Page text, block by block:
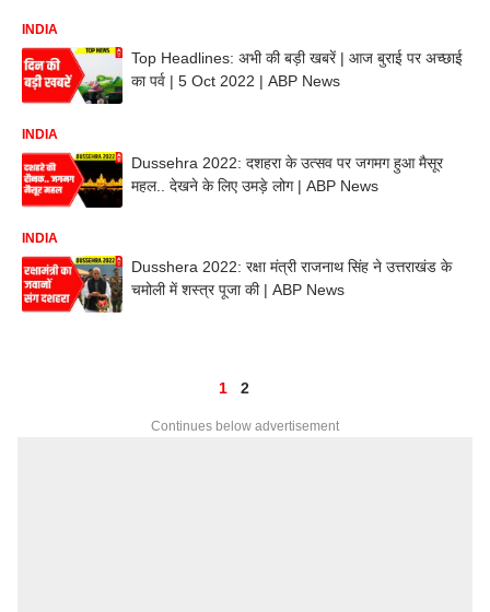
INDIA
Top Headlines: अभी की बड़ी खबरें | आज बुराई पर अच्छाई
का पर्व | 5 Oct 2022 | ABP News
INDIA
Dussehra 2022: दशहरा के उत्सव पर जगमग हुआ मैसूर
महल.. देखने के लिए उमड़े लोग | ABP News
INDIA
Dusshera 2022: रक्षा मंत्री राजनाथ सिंह ने उत्तराखंड के
चमोली में शस्त्र पूजा की | ABP News
1 2
Continues below advertisement